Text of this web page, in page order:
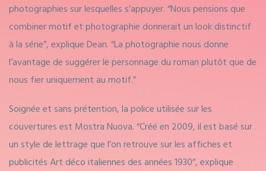
photographies sur lesquelles s’appuyer. “Nous pensions que
combiner motif et photographie donnerait un look distinctif
à la série”, explique Dean. “La photographie nous donne
l’avantage de suggérer le personnage du roman plutôt que de
nous fier uniquement au motif.”
Soignée et sans prétention, la police utilisée sur les
couvertures est Mostra Nuova. “Créé en 2009, il est basé sur
un style de lettrage que l’on retrouve sur les affiches et
publicités Art déco italiennes des années 1930”, explique